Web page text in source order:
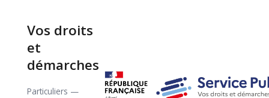
Vos droits
et
démarches
Particuliers —